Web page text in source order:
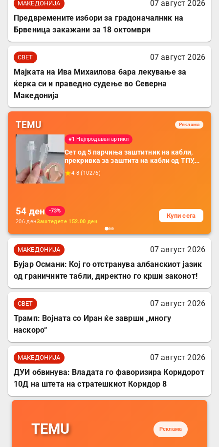
МАКЕДОНИЈА
07 август 2026
Предвремените избори за градоначалник на
Брвеница закажани за 18 октомври
СВЕТ
07 август 2026
Мајката на Ива Михаилова бара лекување за
ќерка си и праведно судење во Северна
Македонија
TEMU Реклама
#1 Најпродаван артикл
Сет од 5 парчиња заштитник на кабли,
прекривка за заштита на кабли од ТПУ,
додатоци за заштита на кабли, без
батерија, за мобилни телефони, комплет
4.8 (10276)
54 ден
-73%
206денЗаштедете 152.00 ден
Купи сега
МАКЕДОНИЈА
07 август 2026
Бујар Османи: Кој го отстранува албанскиот јазик
од граничните табли, директно го крши законот!
СВЕТ
07 август 2026
Трамп: Војната со Иран ќе заврши „многу
наскоро“
МАКЕДОНИЈА
07 август 2026
ДУИ обвинува: Владата го фаворизира Коридорот
10Д на штета на стратешкиот Коридор 8
TEMU Реклама